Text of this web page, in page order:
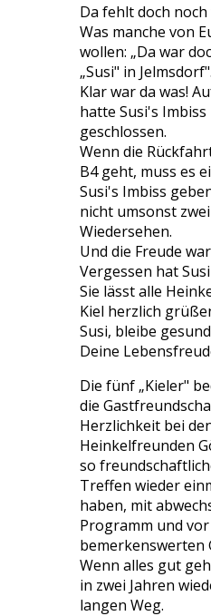
Da fehlt doch noch
Was manche von
wollen: „Da war
„Susi" in Jelmsdorf".
Klar war da was!
hatte Susi's Imbiss
geschlossen.
Wenn die
B4 geht, muss es
Susi's Imbiss
nicht umsonst
Wiedersehen.
Und die Freude
Vergessen hat
Sie lässt alle
Kiel herzlich
Susi, bleibe
Deine
Die fünf „Kieler"
die
Herzlichkeit bei
Heinkelfreunden
so
Treffen wieder
haben, mit
Programm und
bemerkenswerten
Wenn alles gut
in zwei Jahren
langen Weg.